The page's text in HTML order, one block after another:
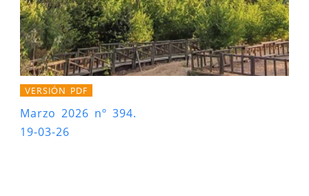
VERSIÓN PDF
Marzo 2026 nº 394.
19-03-26